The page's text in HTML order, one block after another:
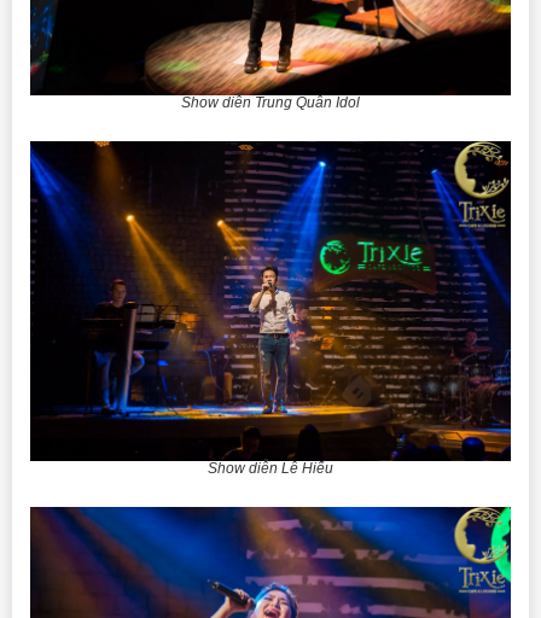
Show diễn Trung Quân Idol
Show diễn Lê Hiếu